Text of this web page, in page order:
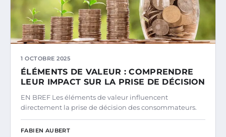
1 OCTOBRE 2025
ÉLÉMENTS DE VALEUR : COMPRENDRE
LEUR IMPACT SUR LA PRISE DE DÉCISION
EN BREF Les éléments de valeur influencent
directement la prise de décision des consommateurs.
FABIEN AUBERT